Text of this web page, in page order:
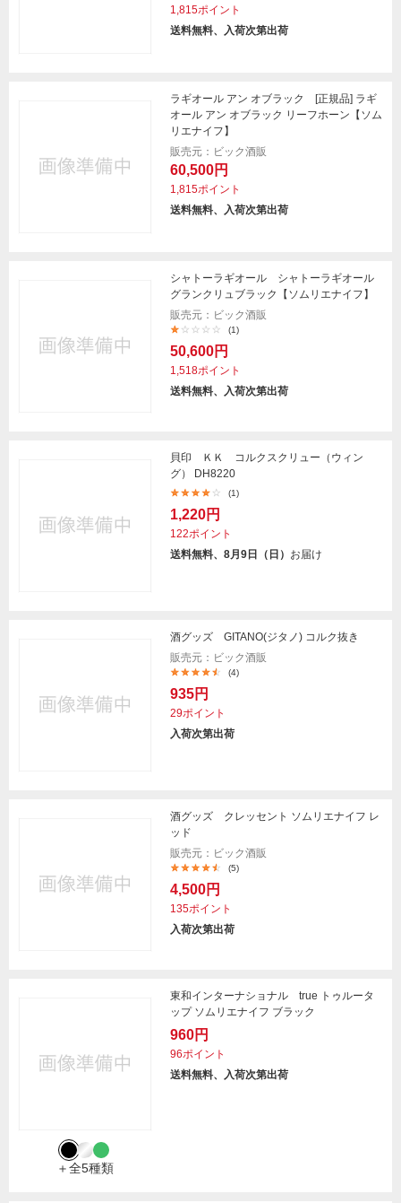
1,815ポイント
送料無料、入荷次第出荷
ラギオール アン オブラック [正規品] ラギ
オール アン オブラック リーフホーン【ソム
リエナイフ】
販売元：ビック酒販
60,500円
1,815ポイント
送料無料、入荷次第出荷
シャトーラギオール シャトーラギオール
グランクリュブラック【ソムリエナイフ】
販売元：ビック酒販
(1)
50,600円
1,518ポイント
送料無料、入荷次第出荷
貝印 ＫＫ コルクスクリュー（ウィン
グ） DH8220
(1)
1,220円
122ポイント
送料無料、8月9日（日） お届け
酒グッズ GITANO(ジタノ) コルク抜き
販売元：ビック酒販
(4)
935円
29ポイント
入荷次第出荷
酒グッズ クレッセント ソムリエナイフ レ
ッド
販売元：ビック酒販
(5)
4,500円
135ポイント
入荷次第出荷
＋全5種類
東和インターナショナル true トゥルータ
ップ ソムリエナイフ ブラック
960円
96ポイント
送料無料、入荷次第出荷